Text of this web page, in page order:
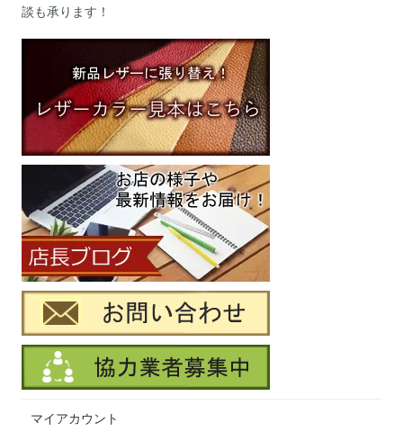
談も承ります！
マイアカウント